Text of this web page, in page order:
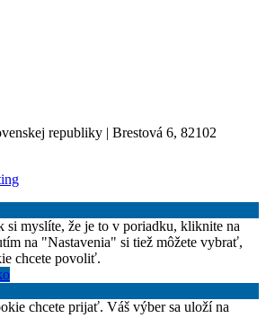
republiky | Brestová 6, 82102
si myslíte, že je to v poriadku, kliknite na
na "Nastavenia" si tiež môžete vybrať,
chcete povoliť.
chcete prijať. Váš výber sa uloží na